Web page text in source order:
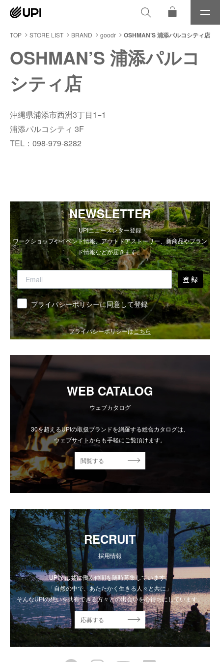
メ
ニ
ュ
TOP STORE LIST BRAND goodr OSHMAN’S 浦添パルコシティ店
OSHMAN’S 浦添パルコ
シティ店
沖縄県浦添市西洲3丁目1−1
浦添パルコシティ 3F
TEL：098-979-8282
NEWSLETTER
UPIニュースレター登録
ワークショップやイベント情報、アウトドアストーリー、新商品やブラン
ド情報などが届きます。
登 録
同意 プライバシーポリシーに同意して登録
プライバシーポリシーはこちら
WEB CATALOG
ウェブカタログ
30を超えるUPIの取扱ブランドを網羅する総合カタログは、
ウェブサイトからも手軽にご覧頂けます。
閲覧する
RECRUIT
採用情報
UPIでは共に働く仲間を随時募集しています。
「自然の中で、あたたかく生きる人々と共に」
そんなUPIの想いを共有できる方々との出会いを心待ちにしています。
応募する